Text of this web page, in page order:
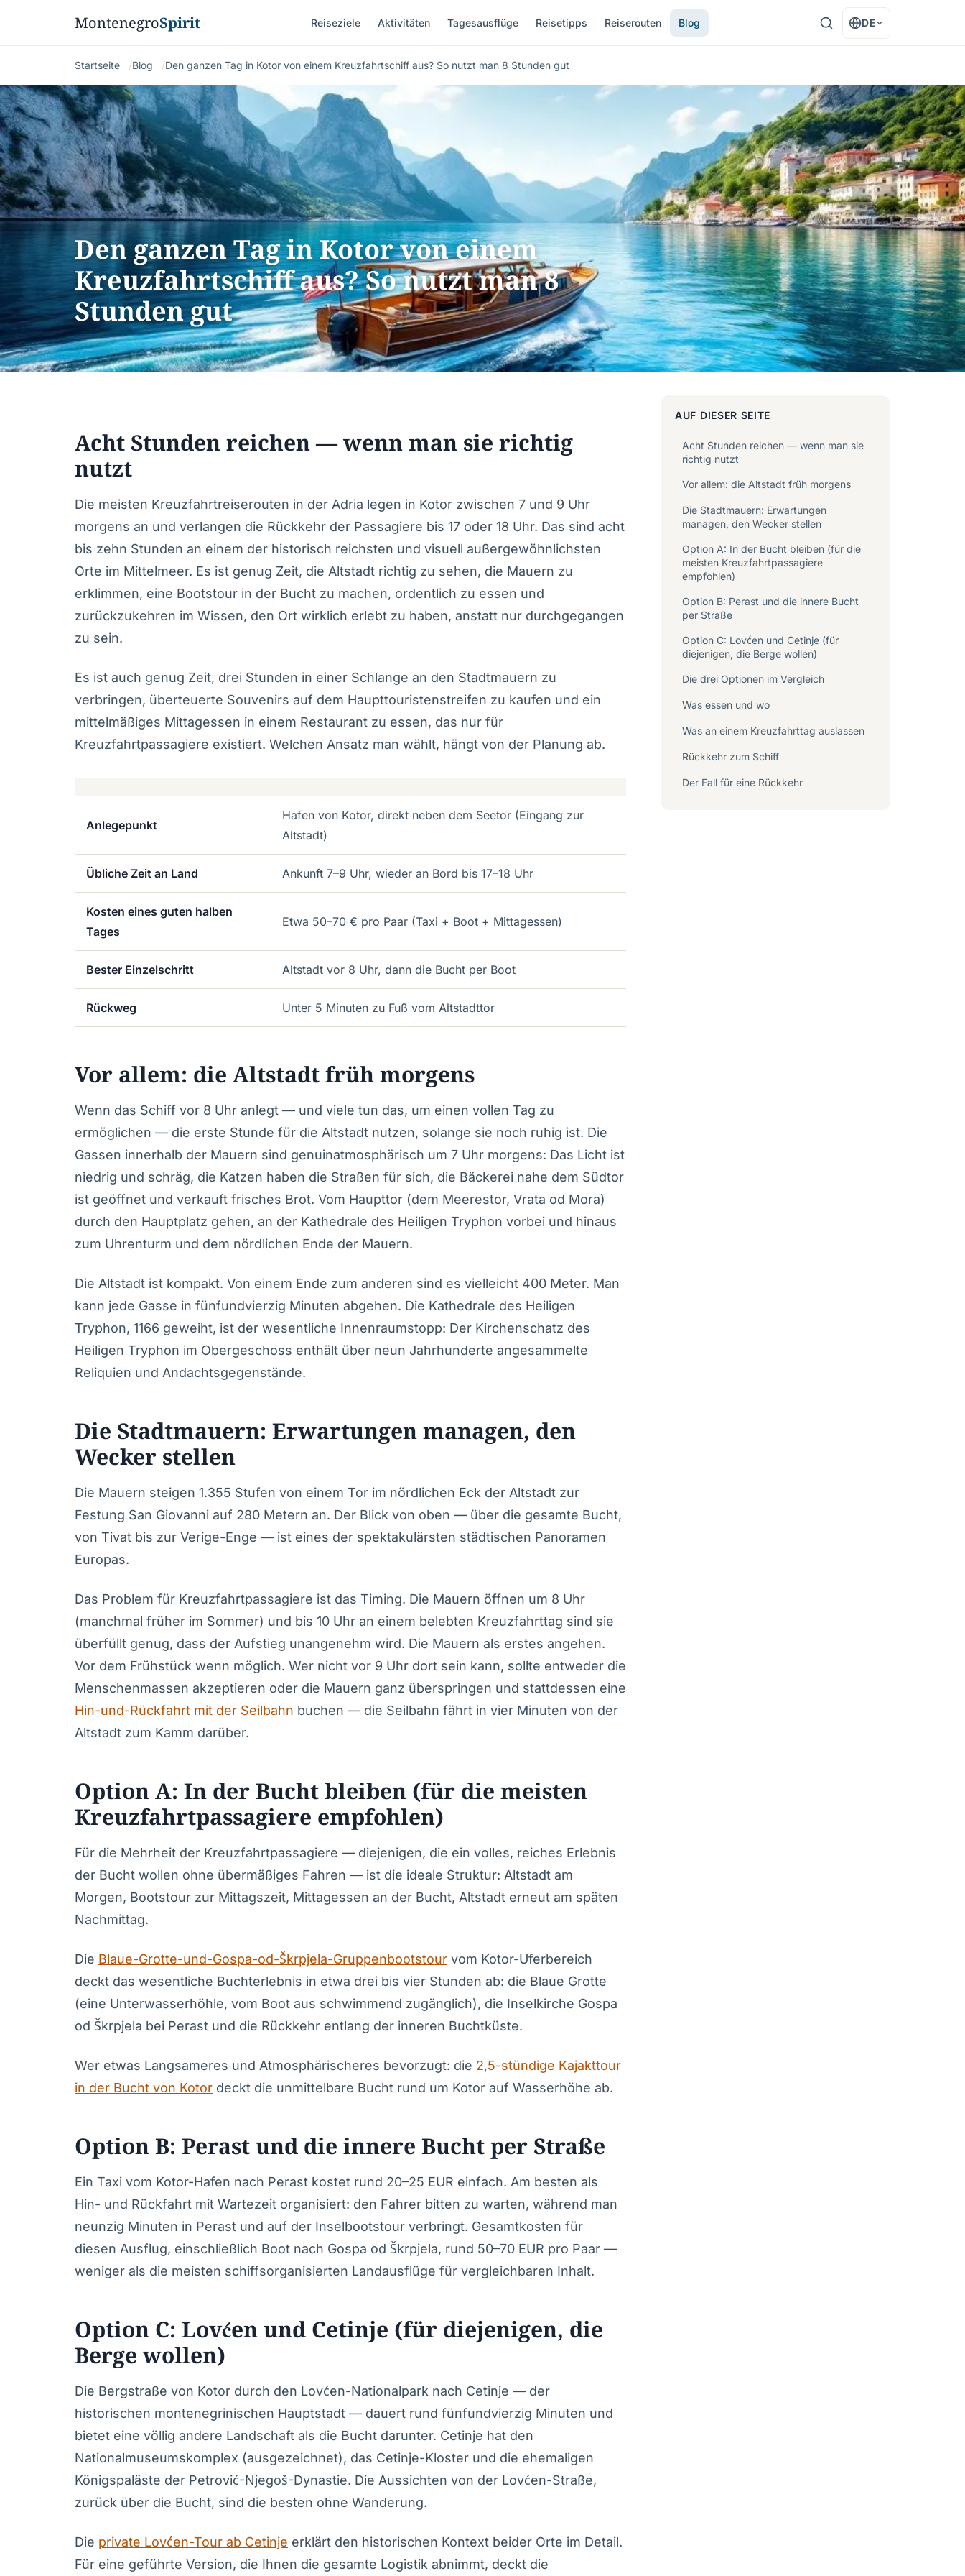
MontenegroSpirit Reiseziele Aktivitäten Tagesausflüge Reisetipps Reiserouten Blog DE
Startseite Blog Den ganzen Tag in Kotor von einem Kreuzfahrtschiff aus? So nutzt man 8 Stunden gut
Den ganzen Tag in Kotor von einem
Kreuzfahrtschiff aus? So nutzt man 8
Stunden gut
Acht Stunden reichen — wenn man sie richtig
nutzt
Die meisten Kreuzfahrtreiserouten in der Adria legen in Kotor zwischen 7 und 9 Uhr
morgens an und verlangen die Rückkehr der Passagiere bis 17 oder 18 Uhr. Das sind acht
bis zehn Stunden an einem der historisch reichsten und visuell außergewöhnlichsten
Orte im Mittelmeer. Es ist genug Zeit, die Altstadt richtig zu sehen, die Mauern zu
erklimmen, eine Bootstour in der Bucht zu machen, ordentlich zu essen und
zurückzukehren im Wissen, den Ort wirklich erlebt zu haben, anstatt nur durchgegangen
zu sein.
Es ist auch genug Zeit, drei Stunden in einer Schlange an den Stadtmauern zu
verbringen, überteuerte Souvenirs auf dem Haupttouristenstreifen zu kaufen und ein
mittelmäßiges Mittagessen in einem Restaurant zu essen, das nur für
Kreuzfahrtpassagiere existiert. Welchen Ansatz man wählt, hängt von der Planung ab.
Anlegepunkt
Hafen von Kotor, direkt neben dem Seetor (Eingang zur
Altstadt)
Übliche Zeit an Land Ankunft 7–9 Uhr, wieder an Bord bis 17–18 Uhr
Kosten eines guten halben
Tages
Etwa 50–70 € pro Paar (Taxi + Boot + Mittagessen)
Bester Einzelschritt Altstadt vor 8 Uhr, dann die Bucht per Boot
Rückweg Unter 5 Minuten zu Fuß vom Altstadttor
Vor allem: die Altstadt früh morgens
Wenn das Schiff vor 8 Uhr anlegt — und viele tun das, um einen vollen Tag zu
ermöglichen — die erste Stunde für die Altstadt nutzen, solange sie noch ruhig ist. Die
Gassen innerhalb der Mauern sind genuinatmosphärisch um 7 Uhr morgens: Das Licht ist
niedrig und schräg, die Katzen haben die Straßen für sich, die Bäckerei nahe dem Südtor
ist geöffnet und verkauft frisches Brot. Vom Haupttor (dem Meerestor, Vrata od Mora)
durch den Hauptplatz gehen, an der Kathedrale des Heiligen Tryphon vorbei und hinaus
zum Uhrenturm und dem nördlichen Ende der Mauern.
Die Altstadt ist kompakt. Von einem Ende zum anderen sind es vielleicht 400 Meter. Man
kann jede Gasse in fünfundvierzig Minuten abgehen. Die Kathedrale des Heiligen
Tryphon, 1166 geweiht, ist der wesentliche Innenraumstopp: Der Kirchenschatz des
Heiligen Tryphon im Obergeschoss enthält über neun Jahrhunderte angesammelte
Reliquien und Andachtsgegenstände.
Die Stadtmauern: Erwartungen managen, den
Wecker stellen
Die Mauern steigen 1.355 Stufen von einem Tor im nördlichen Eck der Altstadt zur
Festung San Giovanni auf 280 Metern an. Der Blick von oben — über die gesamte Bucht,
von Tivat bis zur Verige-Enge — ist eines der spektakulärsten städtischen Panoramen
Europas.
Das Problem für Kreuzfahrtpassagiere ist das Timing. Die Mauern öffnen um 8 Uhr
(manchmal früher im Sommer) und bis 10 Uhr an einem belebten Kreuzfahrttag sind sie
überfüllt genug, dass der Aufstieg unangenehm wird. Die Mauern als erstes angehen.
Vor dem Frühstück wenn möglich. Wer nicht vor 9 Uhr dort sein kann, sollte entweder die
Menschenmassen akzeptieren oder die Mauern ganz überspringen und stattdessen eine
Hin-und-Rückfahrt mit der Seilbahn buchen — die Seilbahn fährt in vier Minuten von der
Altstadt zum Kamm darüber.
Option A: In der Bucht bleiben (für die meisten
Kreuzfahrtpassagiere empfohlen)
Für die Mehrheit der Kreuzfahrtpassagiere — diejenigen, die ein volles, reiches Erlebnis
der Bucht wollen ohne übermäßiges Fahren — ist die ideale Struktur: Altstadt am
Morgen, Bootstour zur Mittagszeit, Mittagessen an der Bucht, Altstadt erneut am späten
Nachmittag.
Die Blaue-Grotte-und-Gospa-od-Škrpjela-Gruppenbootstour vom Kotor-Uferbereich
deckt das wesentliche Buchterlebnis in etwa drei bis vier Stunden ab: die Blaue Grotte
(eine Unterwasserhöhle, vom Boot aus schwimmend zugänglich), die Inselkirche Gospa
od Škrpjela bei Perast und die Rückkehr entlang der inneren Buchtküste.
Wer etwas Langsameres und Atmosphärischeres bevorzugt: die 2,5-stündige Kajakttour
in der Bucht von Kotor deckt die unmittelbare Bucht rund um Kotor auf Wasserhöhe ab.
Option B: Perast und die innere Bucht per Straße
Ein Taxi vom Kotor-Hafen nach Perast kostet rund 20–25 EUR einfach. Am besten als
Hin- und Rückfahrt mit Wartezeit organisiert: den Fahrer bitten zu warten, während man
neunzig Minuten in Perast und auf der Inselbootstour verbringt. Gesamtkosten für
diesen Ausflug, einschließlich Boot nach Gospa od Škrpjela, rund 50–70 EUR pro Paar —
weniger als die meisten schiffsorganisierten Landausflüge für vergleichbaren Inhalt.
Option C: Lovćen und Cetinje (für diejenigen, die
Berge wollen)
Die Bergstraße von Kotor durch den Lovćen-Nationalpark nach Cetinje — der
historischen montenegrinischen Hauptstadt — dauert rund fünfundvierzig Minuten und
bietet eine völlig andere Landschaft als die Bucht darunter. Cetinje hat den
Nationalmuseumskomplex (ausgezeichnet), das Cetinje-Kloster und die ehemaligen
Königspaläste der Petrović-Njegoš-Dynastie. Die Aussichten von der Lovćen-Straße,
zurück über die Bucht, sind die besten ohne Wanderung.
Die private Lovćen-Tour ab Cetinje erklärt den historischen Kontext beider Orte im Detail.
Für eine geführte Version, die Ihnen die gesamte Logistik abnimmt, deckt die
AUF DIESER SEITE
Acht Stunden reichen — wenn man sie
richtig nutzt
Vor allem: die Altstadt früh morgens
Die Stadtmauern: Erwartungen
managen, den Wecker stellen
Option A: In der Bucht bleiben (für die
meisten Kreuzfahrtpassagiere
empfohlen)
Option B: Perast und die innere Bucht
per Straße
Option C: Lovćen und Cetinje (für
diejenigen, die Berge wollen)
Die drei Optionen im Vergleich
Was essen und wo
Was an einem Kreuzfahrttag auslassen
Rückkehr zum Schiff
Der Fall für eine Rückkehr